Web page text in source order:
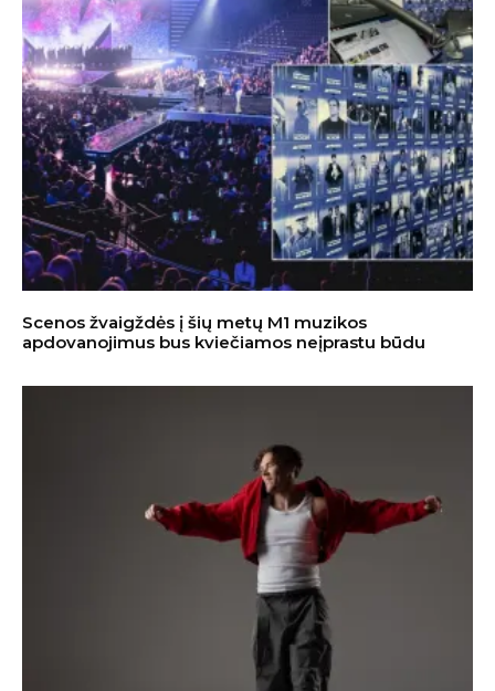
Scenos žvaigždės į šių metų M1 muzikos
apdovanojimus bus kviečiamos neįprastu būdu